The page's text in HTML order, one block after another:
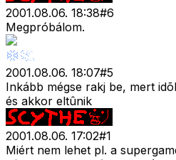
2001.08.06. 18:38#6
Megpróbálom.
2001.08.06. 18:07#5
Inkább mégse rakj be, mert
és akkor eltûnik
2001.08.06. 17:02#1
Miért nem lehet pl. a